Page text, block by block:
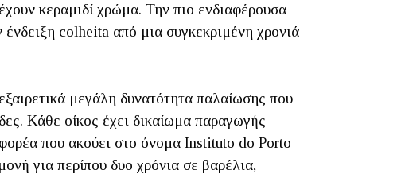
κεραμιδί χρώμα. Την πιο ενδιαφέρουσα
colheita από μια συγκεκριμένη χρονιά
μεγάλη δυνατότητα παλαίωσης που
Κάθε οίκος έχει δικαίωμα παραγωγής
που ακούει στο όνομα Instituto do Porto
για περίπου δυο χρόνια σε βαρέλια,